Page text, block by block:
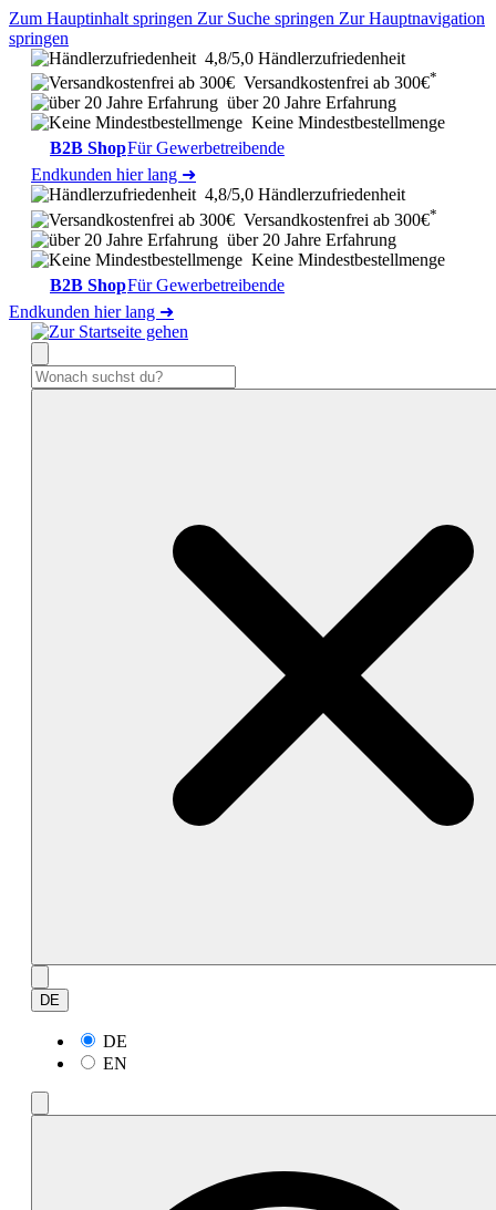
Zum Hauptinhalt springen Zur Suche springen Zur Hauptnavigation
springen
4,8/5,0 Händlerzufriedenheit
Versandkostenfrei ab 300€*
über 20 Jahre Erfahrung
Keine Mindestbestellmenge
B2B ShopFür Gewerbetreibende
Endkunden hier lang ➜
4,8/5,0 Händlerzufriedenheit
Versandkostenfrei ab 300€*
über 20 Jahre Erfahrung
Keine Mindestbestellmenge
B2B ShopFür Gewerbetreibende
Endkunden hier lang ➜
DE
DE
EN